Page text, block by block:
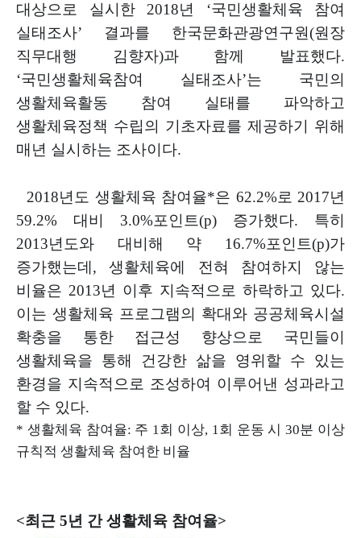
대상으로 실시한 2018년 ‘국민생활체육 참여
실태조사’ 결과를 한국문화관광연구원(원장
직무대행 김향자)과 함께 발표했다.
‘국민생활체육참여 실태조사’는 국민의
생활체육활동 참여 실태를 파악하고
생활체육정책 수립의 기초자료를 제공하기 위해
매년 실시하는 조사이다.
2018년도 생활체육 참여율*은 62.2%로 2017년
59.2% 대비 3.0%포인트(p) 증가했다. 특히
2013년도와 대비해 약 16.7%포인트(p)가
증가했는데 , 생활체육에 전혀 참여하지 않는
비율은 2013년 이후 지속적으로 하락하고 있다.
이는 생활체육 프로그램의 확대와 공공체육시설
확충을 통한 접근성 향상으로 국민들이
생활체육을 통해 건강한 삶을 영위할 수 있는
환경을 지속적 으로 조성하여 이루어낸 성과라고
할 수 있다.
* 생활체육 참여율: 주 1회 이상, 1회 운동 시30분 이상
규칙적 생활체육 참여한 비율
<최근 5년 간 생활체육 참여율>